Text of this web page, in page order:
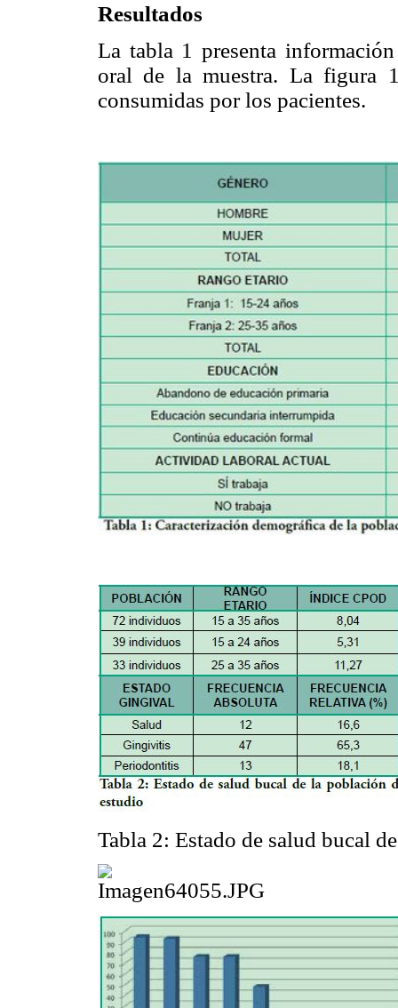
Resultados
La tabla 1 presenta
oral de la muestra. La figura
consumidas por los pacientes.
Tabla 2: Estado de salud bucal